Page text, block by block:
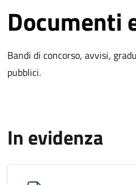
Documenti
Bandi di concorso, avvisi,
pubblici.
In evidenza